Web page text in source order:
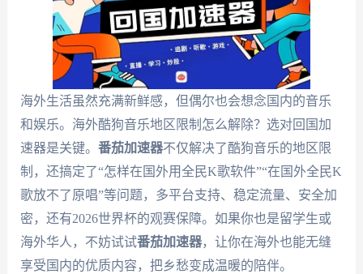
海外生活虽然充满新鲜感，但偶尔也会想念国内的音乐
和娱乐。海外酷狗音乐地区限制怎么解除？选对回国加
速器是关键。 番茄加速器不仅解决了酷狗音乐的地区限
制，还搞定了“怎样在国外用全民K歌软件”“在国外全民K
歌放不了原唱”等问题，多平台支持、稳定流量、安全加
密，还有2026世界杯的观赛保障。如果你也是留学生或
海外华人，不妨试试番茄加速器，让你在海外也能无缝
享受国内的优质内容，把乡愁变成温暖的陪伴。